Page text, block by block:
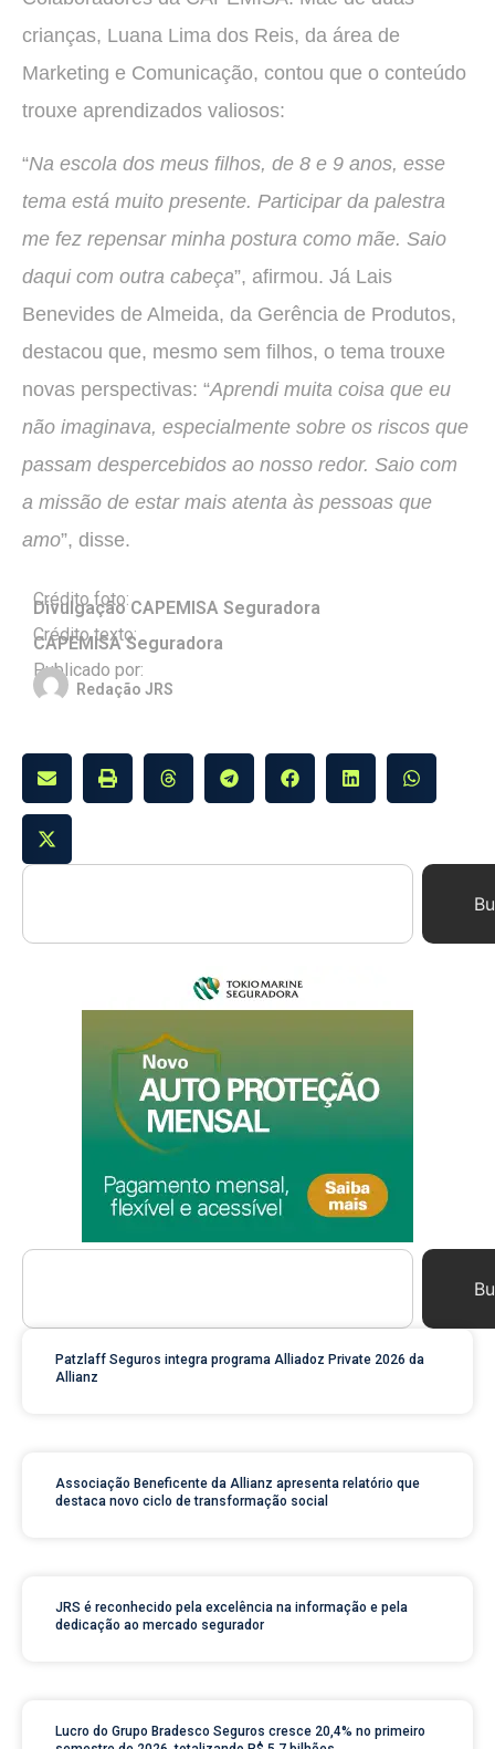
crianças, Luana Lima dos Reis, da área de
Marketing e Comunicação, contou que o conteúdo
trouxe aprendizados valiosos:
“Na escola dos meus filhos, de 8 e 9 anos, esse
tema está muito presente. Participar da palestra
me fez repensar minha postura como mãe. Saio
daqui com outra cabeça”, afirmou. Já Lais
Benevides de Almeida, da Gerência de Produtos,
destacou que, mesmo sem filhos, o tema trouxe
novas perspectivas: “Aprendi muita coisa que eu
não imaginava, especialmente sobre os riscos que
passam despercebidos ao nosso redor. Saio com
a missão de estar mais atenta às pessoas que
amo”, disse.
Crédito foto:
Divulgação CAPEMISA Seguradora
Crédito texto:
CAPEMISA Seguradora
Publicado por:
Redação JRS
Patzlaff Seguros integra programa Alliadoz Private 2026 da
Allianz
Associação Beneficente da Allianz apresenta relatório que
destaca novo ciclo de transformação social
JRS é reconhecido pela excelência na informação e pela
dedicação ao mercado segurador
Lucro do Grupo Bradesco Seguros cresce 20,4% no primeiro